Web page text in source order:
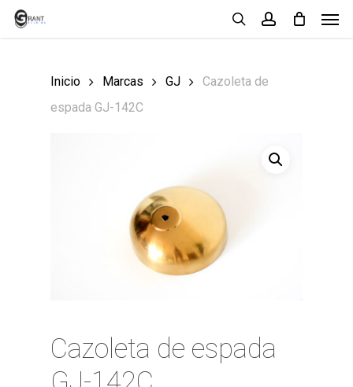
Skip
Inicio Marcas GJ
Cazoleta de
espada GJ-142C
Cazoleta de espada